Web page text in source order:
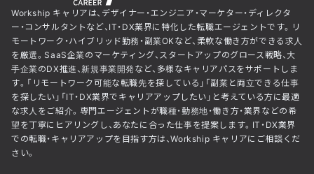
Workship キャリアは、デザイナー・エンジニア・マーケター・ディレクタ
ー・コンサルタントなど、IT・DX業界に特化した転職エージェントです。リ
モートワーク・ハイブリッド勤務・副業OKなど、柔軟な働き方ができる求人
を厳選。SaaS企業のマーケティング、スタートアップのグロース戦略、大
手企業のDX推進、新規事業開発など、多様なキャリアパスをサポートしま
す。「リモートワーク可能な転職先を探している」「副業と両立できる仕事
を探したい」「IT・DX業界でキャリアアップしたい」と考えている方に最適
な求人をご紹介。専門エージェントが職種・勤務地・働き方・業界などの希
望を丁寧にヒアリングし、あなたに合った仕事を提案します。IT・DX業界
での転職・キャリアアップを目指す方は、Workship キャリアにご相談くだ
さい。